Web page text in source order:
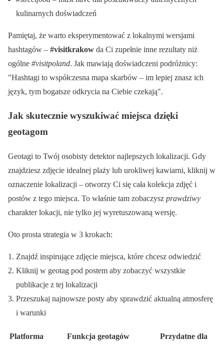
kulinarnych doświadczeń
Pamiętaj, że warto eksperymentować z lokalnymi wersjami
hashtagów – #visitkrakow da Ci zupełnie inne rezultaty niż
ogólne #visitpoland. Jak mawiają doświadczeni podróżnicy:
Hashtagi to współczesna mapa skarbów – im lepiej znasz ich
język, tym bogatsze odkrycia na Ciebie czekają .
Jak skutecznie wyszukiwać miejsca dzięki
geotagom
Geotagi to Twój osobisty detektor najlepszych lokalizacji. Gdy
znajdziesz zdjęcie idealnej plaży lub urokliwej kawiarni, kliknij w
oznaczenie lokalizacji – otworzy Ci się cała kolekcja zdjęć i
postów z tego miejsca. To właśnie tam zobaczysz prawdziwy
charakter lokacji, nie tylko jej wyretuszowaną wersję.
Oto prosta strategia w 3 krokach:
Znajdź inspirujące zdjęcie miejsca, które chcesz odwiedzić
Kliknij w geotag pod postem aby zobaczyć wszystkie
publikacje z tej lokalizacji
Przeszukaj najnowsze posty aby sprawdzić aktualną atmosferę
i warunki
Platforma Funkcja geotagów Przydatne dla